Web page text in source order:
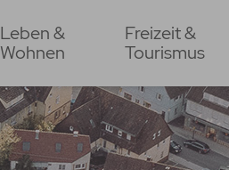
Leben &
Wohnen
Freizeit &
Tourismus